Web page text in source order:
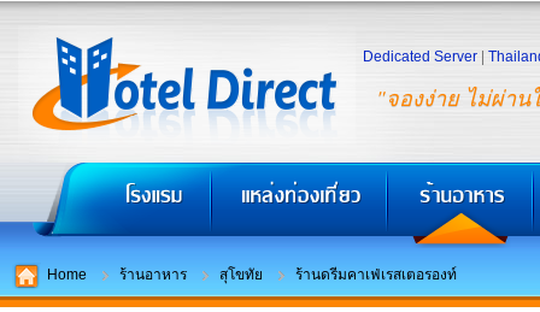
"จองง่าย ไม่ผ่าน
Dedicated Server
Home ร้านอาหาร สุโขทัย ร้านดรีมคาเฟ่เรสเตอรองท์